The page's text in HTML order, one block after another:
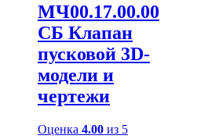
МЧ00.17.00.00
СБ Клапан
пусковой 3D-
модели и
чертежи
Оценка 4.00 из 5